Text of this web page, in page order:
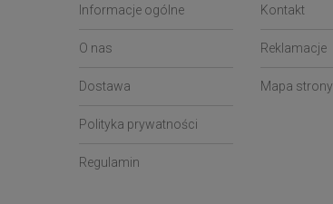
Informacje ogólne
O nas
Dostawa
Polityka prywatności
Regulamin
Kontakt
Reklamacje
Mapa strony